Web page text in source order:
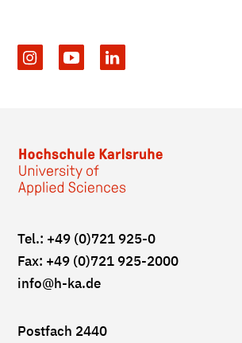
Tel.: +49 (0)721 925-0
Fax: +49 (0)721 925-2000
info@h-ka.de
Postfach 2440